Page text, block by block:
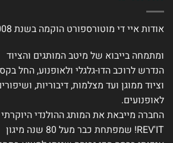
אודות איי די מוטורספורט הוקמה בשנת 2008
ומתמחה בייבוא של מיטב המותגים והציוד
הנדרש לרוכב הדו-גלגלי ולאופנוע, החל
וציוד ממוגן ועד מצלמות, דיבוריות,
לאופנועים.
החברה מייבאת את המותג ההולנדי היוקרתי
REV'IT! שמפתחת כבר מעל 80 שנה מיגון